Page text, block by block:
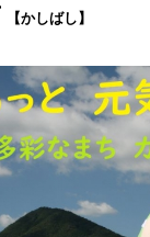
【かしばし】